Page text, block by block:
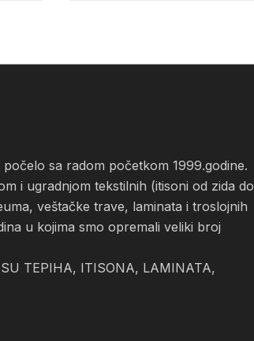
sa radom početkom 1999.godine.
i ugradnjom tekstilnih (itisoni od zida do
veštačke trave, laminata i troslojnih
u kojima smo opremali veliki broj
TEPIHA, ITISONA, LAMINATA,